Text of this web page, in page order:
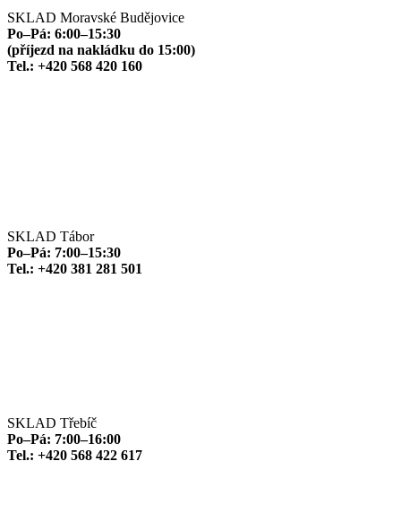
SKLAD Moravské Budějovice
Po–Pá: 6:00–15:30
(příjezd na nakládku do 15:00)
Tel.: +420 568 420 160
SKLAD Tábor
Po–Pá: 7:00–15:30
Tel.: +420 381 281 501
SKLAD Třebíč
Po–Pá: 7:00–16:00
Tel.: +420 568 422 617